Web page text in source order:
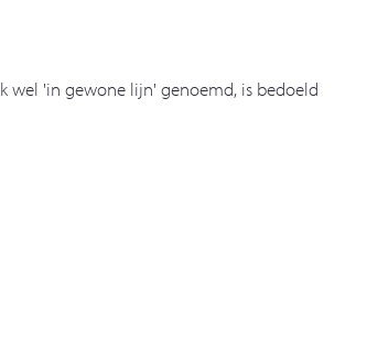
wel 'in gewone lijn' genoemd, is bedoeld